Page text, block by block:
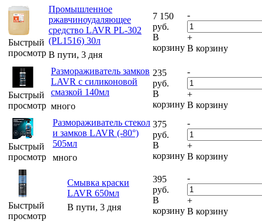
Быстрый
просмотр
Промышленное
ржавчиноудаляющее
средство LAVR PL-302
(PL1516) 30л
В пути, 3 дня
7 150
руб.
В
корзину
-
+
В корзину
Быстрый
просмотр
Размораживатель замков
LAVR с силиконовой
смазкой 140мл
много
235
руб.
В
корзину
-
+
В корзину
Быстрый
просмотр
Размораживатель стекол
и замков LAVR (-80°)
505мл
много
375
руб.
В
корзину
-
+
В корзину
Быстрый
просмотр
Смывка краски
LAVR 650мл
В пути, 3 дня
395
руб.
В
корзину
-
+
В корзину